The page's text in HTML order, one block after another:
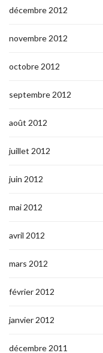
décembre 2012
novembre 2012
octobre 2012
septembre 2012
août 2012
juillet 2012
juin 2012
mai 2012
avril 2012
mars 2012
février 2012
janvier 2012
décembre 2011